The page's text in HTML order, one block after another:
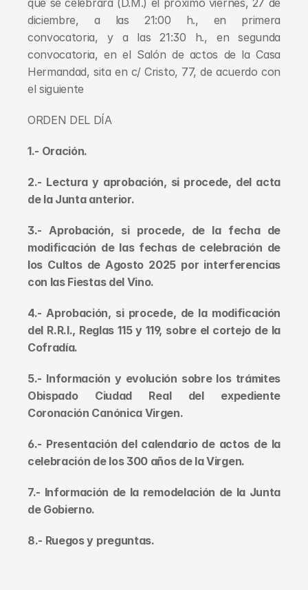
que se celebrará (D.M.) el próximo viernes, 27 de
diciembre, a las 21:00 h., en primera
convocatoria, y a las 21:30 h., en segunda
convocatoria, en el Salón de actos de la Casa
Hermandad, sita en c/ Cristo, 77, de acuerdo con
el siguiente
ORDEN DEL DÍA
1.- Oración.
2.- Lectura y aprobación, si procede, del acta
de la Junta anterior.
3.- Aprobación, si procede, de la fecha de
modificación de las fechas de celebración de
los Cultos de Agosto 2025 por interferencias
con las Fiestas del Vino.
4.- Aprobación, si procede, de la modificación
del R.R.I., Reglas 115 y 119, sobre el cortejo de la
Cofradía.
5.- Información y evolución sobre los trámites
Obispado Ciudad Real del expediente
Coronación Canónica Virgen.
6.- Presentación del calendario de actos de la
celebración de los 300 años de la Virgen.
7.- Información de la remodelación de la Junta
de Gobierno.
8.- Ruegos y preguntas.